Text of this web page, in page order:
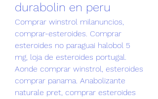
durabolin en peru
Comprar winstrol milanuncios,
comprar-esteroides. Comprar
esteroides no paraguai halobol 5
mg, loja de esteroides portugal.
Aonde comprar winstrol, esteroides
comprar panama. Anabolizante
naturale pret, comprar esteroides